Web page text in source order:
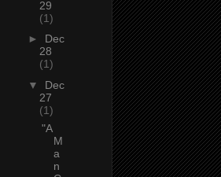
29
(1)
► Dec
28
(1)
▼ Dec
27
(1)
"A
M
a
n